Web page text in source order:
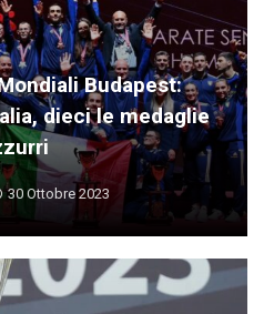
Budapest:
dieci le medaglie
30 Ottobre 2023